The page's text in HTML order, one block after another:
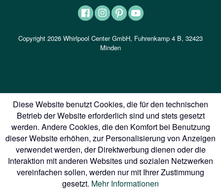
Copyright 2026 Whirlpool Center GmbH, Fuhrenkamp 4 B, 32423
Minden
Diese Website benutzt Cookies, die für den technischen
Betrieb der Website erforderlich sind und stets gesetzt
werden. Andere Cookies, die den Komfort bei Benutzung
dieser Website erhöhen, zur Personalisierung von Anzeigen
verwendet werden, der Direktwerbung dienen oder die
Interaktion mit anderen Websites und sozialen Netzwerken
vereinfachen sollen, werden nur mit Ihrer Zustimmung
gesetzt. Mehr Informationen